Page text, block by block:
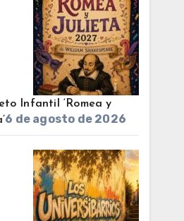
Infantil ‘Romea y
6 de agosto de 2026